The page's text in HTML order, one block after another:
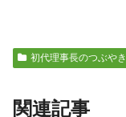
初代理事長のつぶやき
関連記事